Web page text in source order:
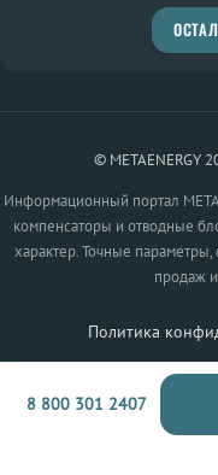
© METAENERGY
Информационный портал
компенсаторы и отводные
характер. Точные
продаж
Политика
8 800 301 2407